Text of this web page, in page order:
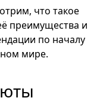
что такое
преимущества и
по началу
мире.